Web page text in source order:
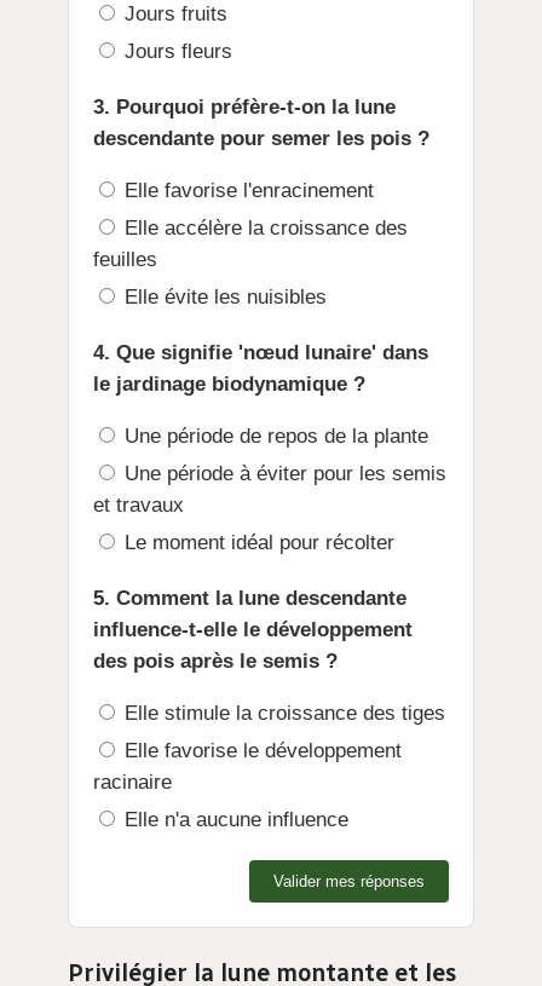
Jours fruits
Jours fleurs
3. Pourquoi préfère-t-on la lune
descendante pour semer les pois ?
Elle favorise l'enracinement
Elle accélère la croissance des
feuilles
Elle évite les nuisibles
4. Que signifie 'nœud lunaire' dans
le jardinage biodynamique ?
Une période de repos de la plante
Une période à éviter pour les semis
et travaux
Le moment idéal pour récolter
5. Comment la lune descendante
influence-t-elle le développement
des pois après le semis ?
Elle stimule la croissance des tiges
Elle favorise le développement
racinaire
Elle n'a aucune influence
Valider mes réponses
Privilégier la lune montante et les